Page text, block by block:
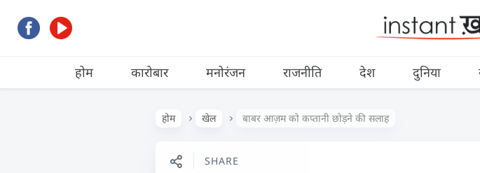
होम कारोबार मनोरंजन राजनीति देश दुनिया
होम खेल बाबर आज़म को कप्तानी छोड़ने की सलाह
SHARE